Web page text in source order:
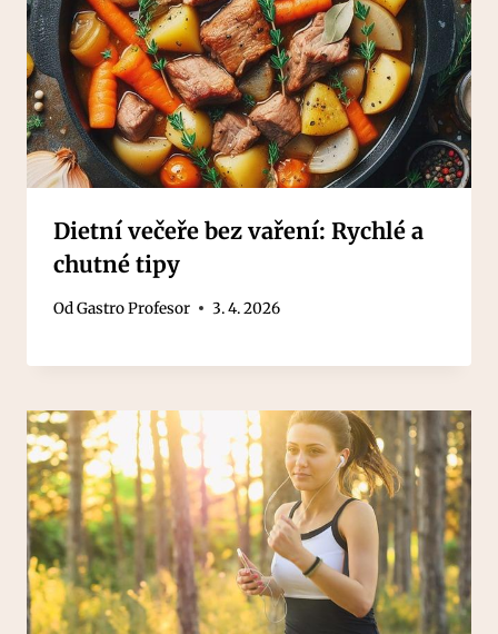
Dietní večeře bez vaření: Rychlé a
chutné tipy
OdGastro Profesor 3. 4. 2026